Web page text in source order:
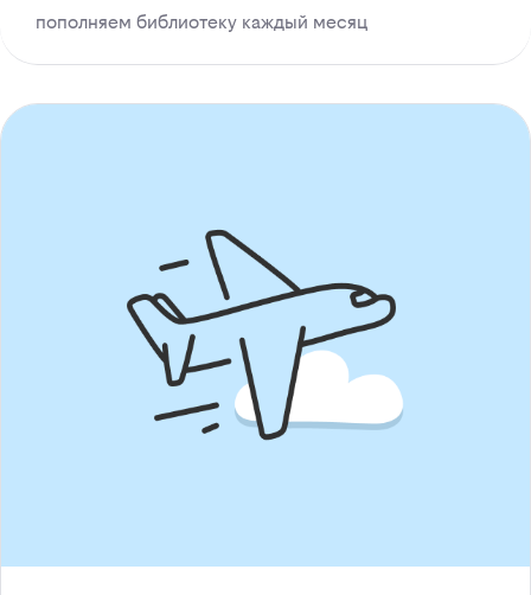
пополняем библиотеку каждый месяц